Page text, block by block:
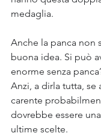
medaglia.
Anche la panca non
buona idea. Si può
enorme senza
Anzi, a dirla tutta, se
carente
dovrebbe essere
ultime scelte.